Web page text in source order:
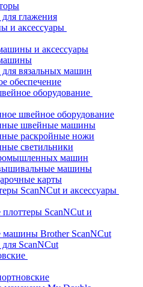
глажения
и аксессуары
и аксессуары
для вязальных машин
обеспечение
оборудование
швейное оборудование
швейные машины
раскройные ножи
светильники
машин
машины
карты
ScanNCut и аксессуары
ScanNCut и
машины Brother ScanNCut
ScanNCut